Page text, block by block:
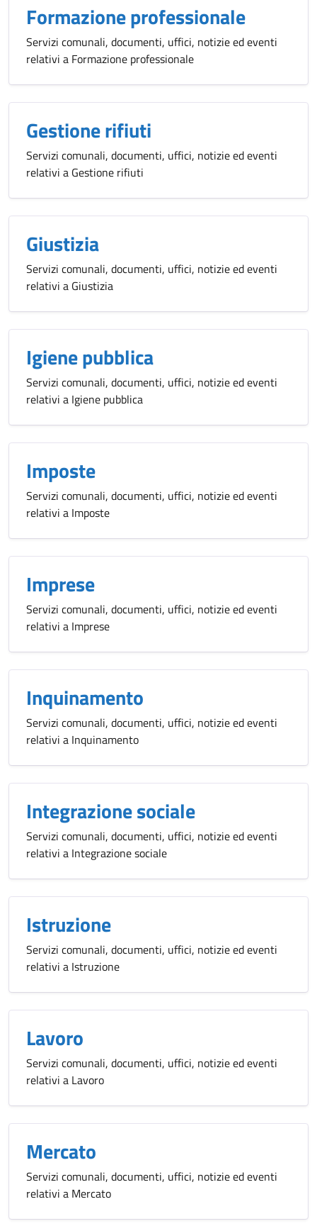
Formazione professionale
Servizi comunali, documenti, uffici, notizie ed eventi
relativi a Formazione professionale
Gestione rifiuti
Servizi comunali, documenti, uffici, notizie ed eventi
relativi a Gestione rifiuti
Giustizia
Servizi comunali, documenti, uffici, notizie ed eventi
relativi a Giustizia
Igiene pubblica
Servizi comunali, documenti, uffici, notizie ed eventi
relativi a Igiene pubblica
Imposte
Servizi comunali, documenti, uffici, notizie ed eventi
relativi a Imposte
Imprese
Servizi comunali, documenti, uffici, notizie ed eventi
relativi a Imprese
Inquinamento
Servizi comunali, documenti, uffici, notizie ed eventi
relativi a Inquinamento
Integrazione sociale
Servizi comunali, documenti, uffici, notizie ed eventi
relativi a Integrazione sociale
Istruzione
Servizi comunali, documenti, uffici, notizie ed eventi
relativi a Istruzione
Lavoro
Servizi comunali, documenti, uffici, notizie ed eventi
relativi a Lavoro
Mercato
Servizi comunali, documenti, uffici, notizie ed eventi
relativi a Mercato